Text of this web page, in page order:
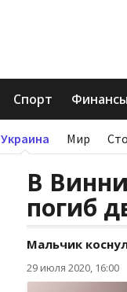
Спорт Финансы
Украина Мир
В
погиб
Мальчик
29 июля 2020, 16:00